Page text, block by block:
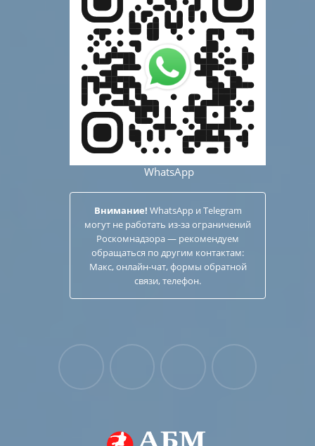
WhatsApp
Внимание! WhatsApp и Telegram
могут не работать из-за ограничений
Роскомнадзора — рекомендуем
обращаться по другим контактам:
Макс, онлайн-чат, формы обратной
связи, телефон.